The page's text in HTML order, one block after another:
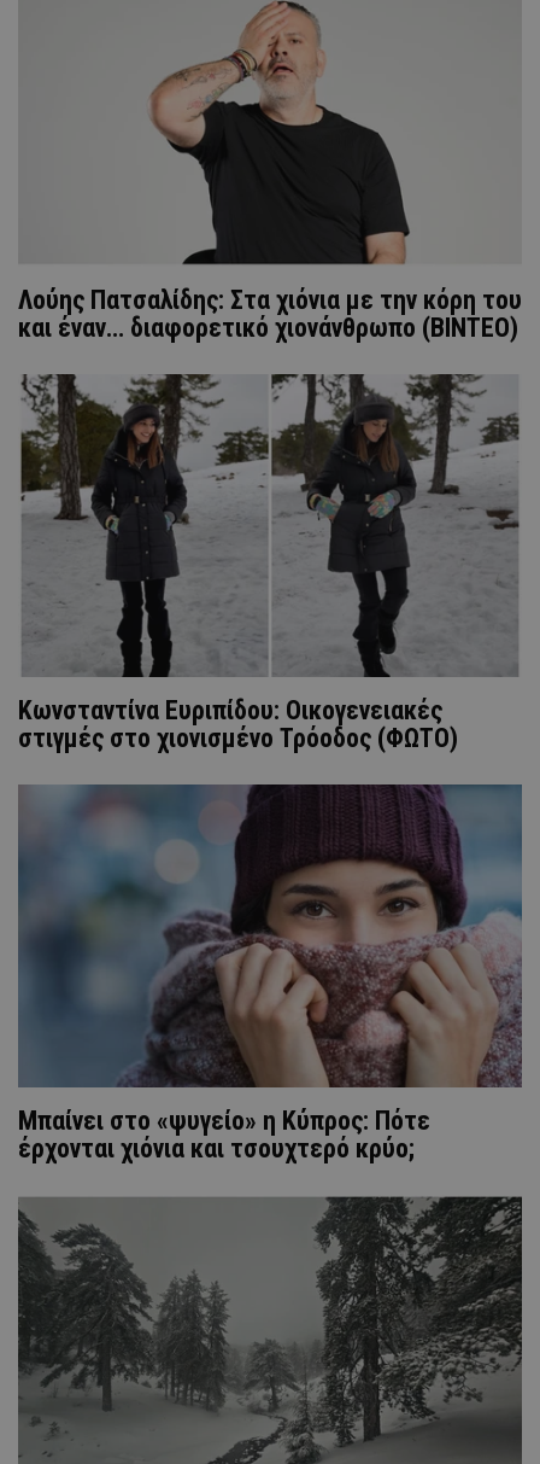
Λούης Πατσαλίδης: Στα χιόνια με την κόρη του
και έναν… διαφορετικό χιονάνθρωπο (ΒΙΝΤΕΟ)
Κωνσταντίνα Ευριπίδου: Οικογενειακές
στιγμές στο χιονισμένο Τρόοδος (ΦΩΤΟ)
Μπαίνει στο «ψυγείο» η Κύπρος: Πότε
έρχονται χιόνια και τσουχτερό κρύο;